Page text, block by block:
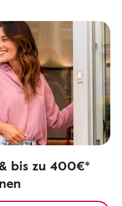
bis zu 400€*